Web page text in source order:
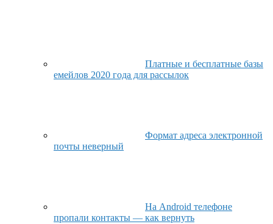
Платные и бесплатные базы
емейлов 2020 года для рассылок
Формат адреса электронной
почты неверный
На Android телефоне
пропали контакты — как вернуть